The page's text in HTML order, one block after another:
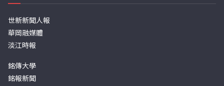
世新新聞人報
華岡融媒體
淡江時報
銘傳大學
銘報新聞